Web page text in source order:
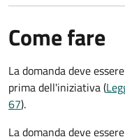
Come fare
La domanda deve
primadell'iniziativa (
67).
La domanda deve